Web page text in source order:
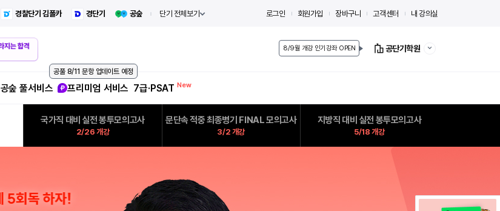
경찰단기 김폴카 경단기 공숲 단기 전체보기 로그인 회원가입 장바구니 고객센터 내 강의실
8/9월 개강 인기강좌 OPEN 공단기학원
공숲 풀서비스 프리미엄 서비스
공풀 8/11 문항 업데이트 예정
7급·PSAT
국가직 대비 실전 봉투모의고사
2/26 개강
문단속 적중 최종병기 FINAL 모의고사
3/2 개강
지방직 대비 실전 봉투모의고사
5/18 개강